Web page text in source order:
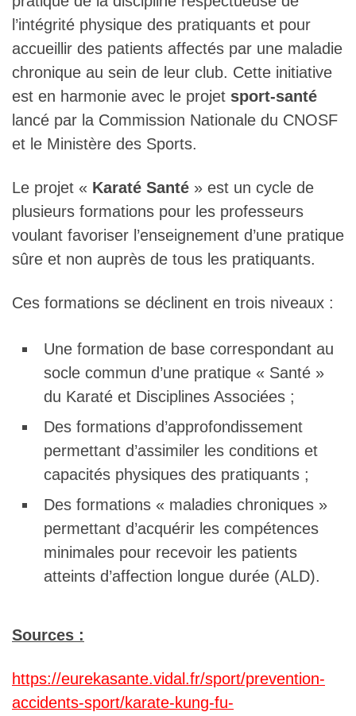
l’intégrité physique des pratiquants et pour
accueillir des patients affectés par une maladie
chronique au sein de leur club. Cette initiative
est en harmonie avec le projet sport-santé
lancé par la Commission Nationale du CNOSF
et le Ministère des Sports.
Le projet « Karaté Santé » est un cycle de
plusieurs formations pour les professeurs
voulant favoriser l’enseignement d’une pratique
sûre et non auprès de tous les pratiquants.
Ces formations se déclinent en trois niveaux :
Une formation de base correspondant au
socle commun d’une pratique « Santé »
du Karaté et Disciplines Associées ;
Des formations d’approfondissement
permettant d’assimiler les conditions et
capacités physiques des pratiquants ;
Des formations « maladies chroniques »
permettant d’acquérir les compétences
minimales pour recevoir les patients
atteints d’affection longue durée (ALD).
Sources :
https://eurekasante.vidal.fr/sport/prevention-
accidents-sport/karate-kung-fu-